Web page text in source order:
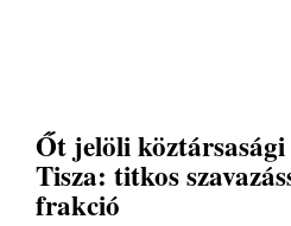
Őt jelöli
Tisza: titkos
frakció